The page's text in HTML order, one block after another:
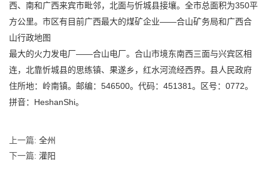
西、南和广西来宾市毗邻，北面与忻城县接壤。全市总面积为350平
方公里。市区有目前广西最大的煤矿企业——合山矿务局和广西合
山行政地图
最大的火力发电厂——合山电厂。合山市境东南西三面与兴宾区相
连，北靠忻城县的思练镇、果遂乡，红水河流经西界。县人民政府
住所地：岭南镇。邮编：546500。代码：451381。区号：0772。
拼音：HeshanShi。
上一篇: 全州
下一篇: 灌阳